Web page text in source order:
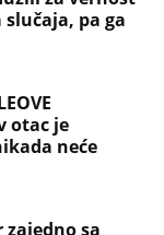
pa ga
otac je
neće
sa